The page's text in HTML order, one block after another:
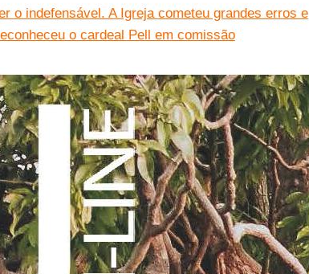
o indefensável. A Igreja cometeu grandes erros e
o cardeal Pell em comissão